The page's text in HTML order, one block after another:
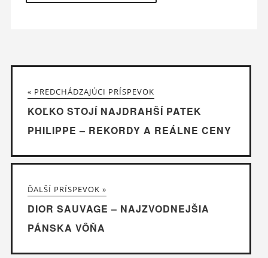
« PREDCHÁDZAJÚCI PRÍSPEVOK
KOĽKO STOJÍ NAJDRAHŠÍ PATEK
PHILIPPE – REKORDY A REÁLNE CENY
ĎALŠÍ PRÍSPEVOK »
DIOR SAUVAGE – NAJZVODNEJŠIA
PÁNSKA VÔŇA